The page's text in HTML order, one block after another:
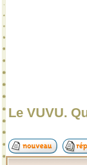
Le VUVU.